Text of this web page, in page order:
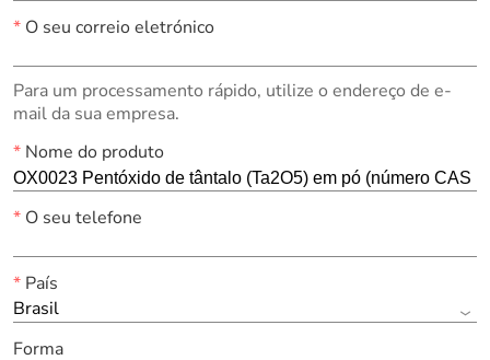
*O seu correio eletrónico
Para um processamento rápido, utilize o endereço de e-
mail da sua empresa.
*Nome do produto
*O seu telefone
*País
Brasil
Forma